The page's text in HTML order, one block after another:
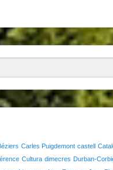
Carles Puigdemont castell
Cultura dimecres Durban-